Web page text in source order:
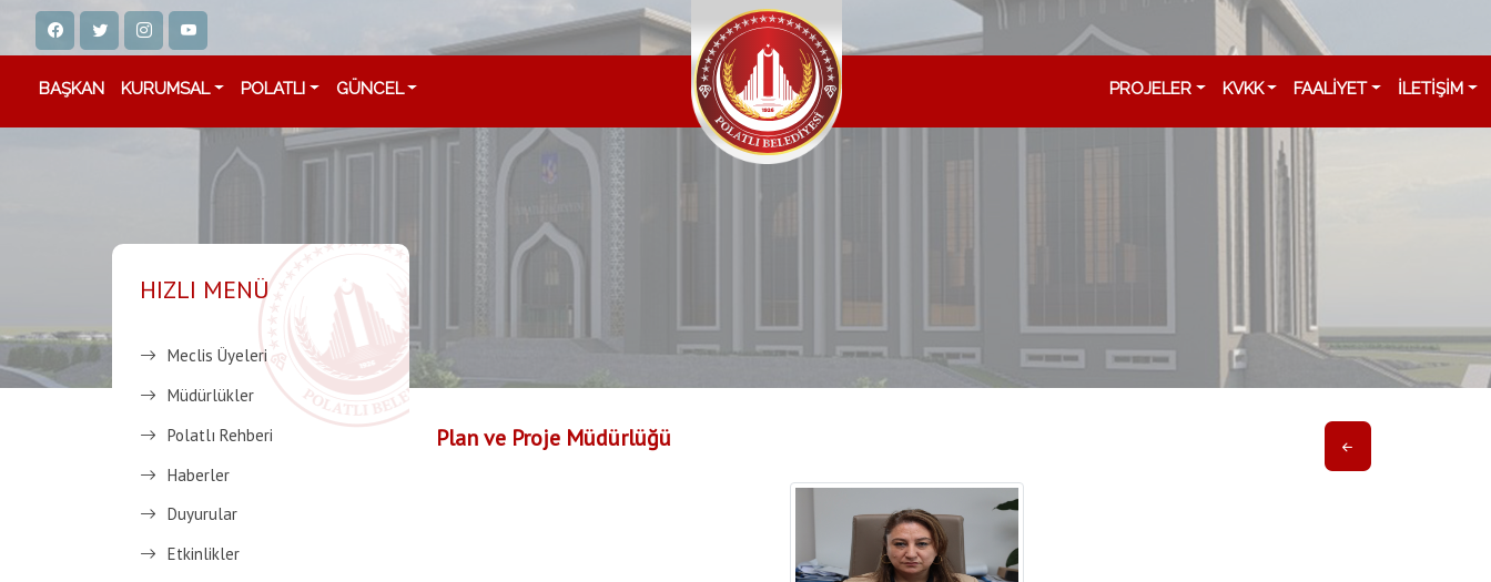
BAŞKAN KURUMSAL POLATLI GÜNCEL PROJELER KVKK FAALİYET İLETİŞİM
HIZLI MENÜ
Meclis Üyeleri
Müdürlükler
Polatlı Rehberi
Haberler
Duyurular
Etkinlikler
Plan ve Proje Müdürlüğü